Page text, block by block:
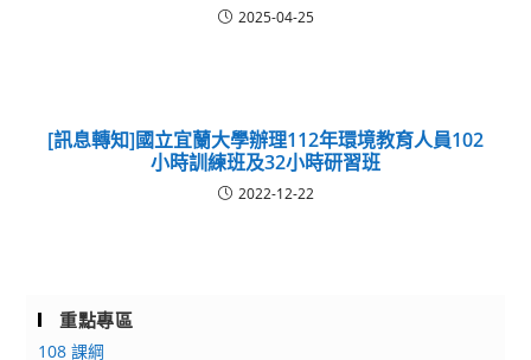
2025-04-25
[訊息轉知]國立宜蘭大學辦理112年環境教育人員102
小時訓練班及32小時研習班
2022-12-22
重點專區
108 課綱